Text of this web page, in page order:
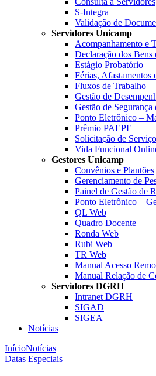
S-Integra
Validação de
Servidores Unicamp
Acompanhamento e
Declaração dos Bens
Estágio Probatório
Férias, Afastamentos
Fluxos de Trabalho
Gestão de
Gestão de
Ponto Eletrônico –
Prêmio PAEPE
Solicitação de
Vida Funcional
Gestores Unicamp
Convênios e Plantões
Gerenciamento de
Painel de Gestão de
Ponto Eletrônico –
QL Web
Quadro Docente
Ronda Web
Rubi Web
TR Web
Manual Acesso
Manual Relação de
Servidores DGRH
Intranet DGRH
SIGAD
SIGEA
Notícias
InícioNotícias
Datas Especiais